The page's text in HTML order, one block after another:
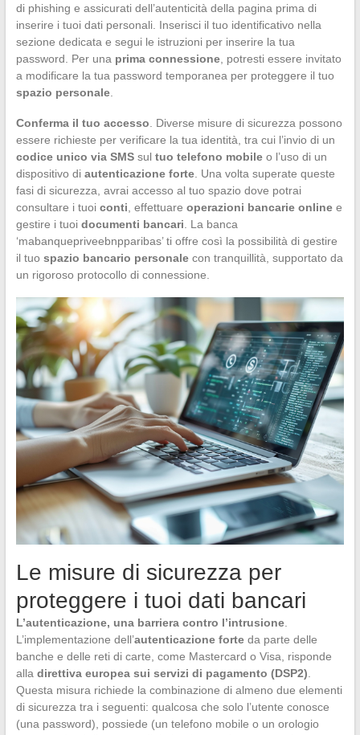
di phishing e assicurati dell’autenticità della pagina prima di
inserire i tuoi dati personali. Inserisci il tuo identificativo nella
sezione dedicata e segui le istruzioni per inserire la tua
password. Per una prima connessione, potresti essere invitato
a modificare la tua password temporanea per proteggere il tuo
spazio personale.
Conferma il tuo accesso . Diverse misure di sicurezza possono
essere richieste per verificare la tua identità, tra cui l’invio di un
codice unico via SMSsul tuo telefono mobileo l’uso di un
dispositivo di autenticazione forte. Una volta superate queste
fasi di sicurezza, avrai accesso al tuo spazio dove potrai
consultare i tuoi conti , effettuare operazioni bancarie onlinee
gestire i tuoi documenti bancari . La banca
‘mabanquepriveebnpparibas’ ti offre così la possibilità di gestire
il tuo spazio bancario personalecon tranquillità, supportato da
un rigoroso protocollo di connessione.
Le misure di sicurezza per
proteggere i tuoi dati bancari
L’autenticazione, una barriera contro l’intrusione.
L’implementazione dell’autenticazione forteda parte delle
banche e delle reti di carte, come Mastercard o Visa, risponde
alla direttiva europea sui servizi di pagamento (DSP2)
Questa misura richiede la combinazione di almeno due elementi
di sicurezza tra i seguenti: qualcosa che solo l’utente conosce
(una password), possiede (un telefono mobile o un orologio